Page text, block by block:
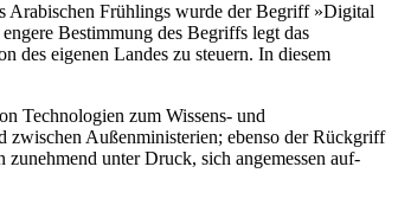
Arabischen Frühlings wurde der Begriff »Digital
Bestimmung des Begriffs legt das
eigenen Landes zu steuern. In die­sem
Tech­nologien zum Wissens- und
Außenministerien; ebenso der Rückgriff
zunehmend unter Druck, sich angemessen auf­